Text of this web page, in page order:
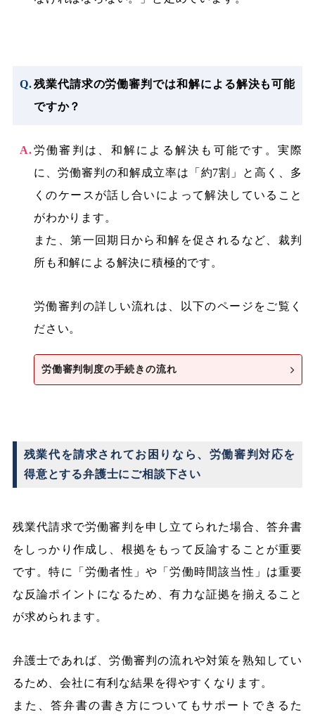
残業代請求の労働審判では和解による解決も可能
ですか？
労働審判は、和解による解決も可能です。実際
に、労働審判の和解成立率は「約7割」と高く、多
くのケースが話し合いによって解決していること
がわかります。
また、第一回期日から和解を促されるなど、裁判
所も和解による解決に積極的です。
労働審判の詳しい流れは、以下のページをご覧く
ださい。
労働審判制度の手続きの流れ
残業代を請求されてお困りなら、労働審判対応を
得意とする弁護士にご相談下さい
残業代請求で労働審判を申し立てられた場合、答弁書
をしっかり作成し、根拠をもって反論することが重要
です。特に「労働者性」や「労働時間該当性」は重要
な反論ポイントになるため、有力な証拠を揃えること
が求められます。
弁護士であれば、労働審判の流れや対策を熟知してい
るため、会社に有利な結果を得やすくなります。
また、答弁書の書き方についてもサポートできるた